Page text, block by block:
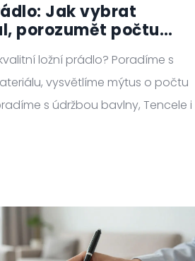
Jak vybrat
porozumět počtu
správně ho udržovat
ložní prádlo? Poradíme s
vysvětlíme mýtus o počtu
s údržbou bavlny, Tencele i